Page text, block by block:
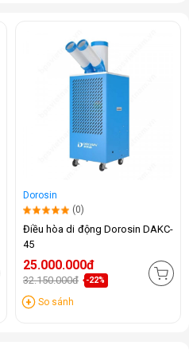
Dorosin
(0)
Điều hòa di động Dorosin DAKC-
45
25.000.000đ
32.150.000đ -22%
So sánh